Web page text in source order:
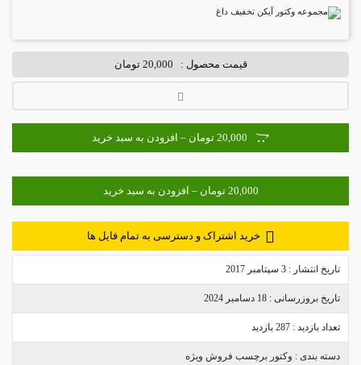
قیمت محصول : 20,000 تومان
20,000 تومان – افزودن به سبد خرید
خرید اشتراک و دسترسی به تمام فایل ها
تاریخ انتشار : 3 سپتامبر 2017
تاریخ بروزرسانی : 18 دسامبر 2024
تعداد بازدید : 287 بازدید
دسته بندی : وکتور برچسب فروش ویژه